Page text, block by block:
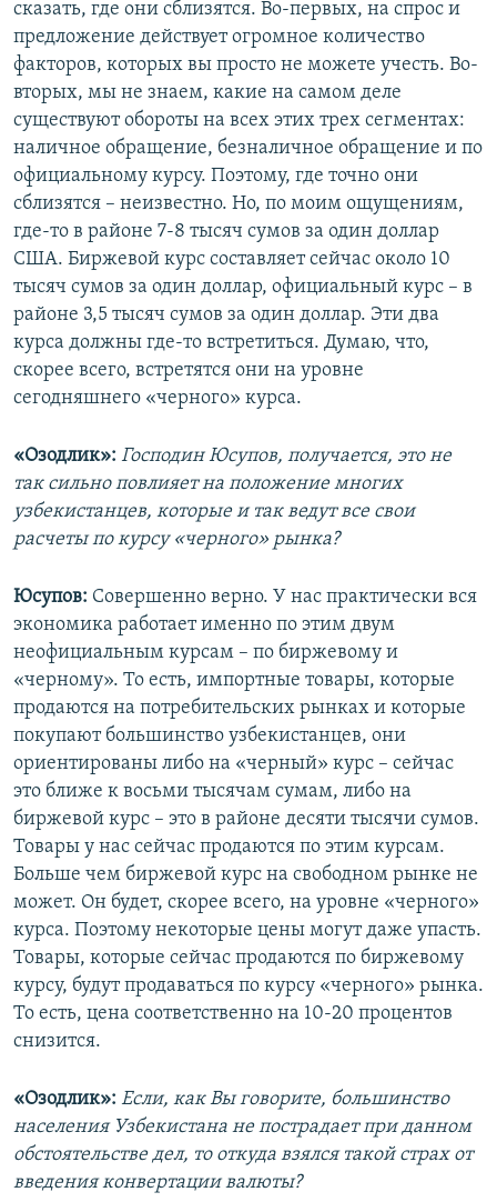
сказать, где они сблизятся. Во-первых, на спрос и
предложение действует огромное количество
факторов, которых вы просто не можете учесть. Во-
вторых, мы не знаем, какие на самом деле
существуют обороты на всех этих трех сегментах:
наличное обращение, безналичное обращение и по
официальному курсу. Поэтому, где точно они
сблизятся – неизвестно. Но, по моим ощущениям,
где-то в районе 7-8 тысяч сумов за один доллар
США. Биржевой курс составляет сейчас около 10
тысяч сумов за один доллар, официальный курс – в
районе 3,5 тысяч сумов за один доллар. Эти два
курса должны где-то встретиться. Думаю, что,
скорее всего, встретятся они на уровне
сегодняшнего «черного» курса.
«Озодлик»: Господин Юсупов, получается, это не
так сильно повлияет на положение многих
узбекистанцев, которые и так ведут все свои
расчеты по курсу «черного» рынка?
Юсупов: Совершенно верно. У нас практически вся
экономика работает именно по этим двум
неофициальным курсам – по биржевому и
«черному». То есть, импортные товары, которые
продаются на потребительских рынках и которые
покупают большинство узбекистанцев, они
ориентированы либо на «черный» курс – сейчас
это ближе к восьми тысячам сумам, либо на
биржевой курс – это в районе десяти тысячи сумов.
Товары у нас сейчас продаются по этим курсам.
Больше чем биржевой курс на свободном рынке не
может. Он будет, скорее всего, на уровне «черного»
курса. Поэтому некоторые цены могут даже упасть.
Товары, которые сейчас продаются по биржевому
курсу, будут продаваться по курсу «черного» рынка.
То есть, цена соответственно на 10-20 процентов
снизится.
«Озодлик»: Если, как Вы говорите, большинство
населения Узбекистана не пострадает при данном
обстоятельстве дел, то откуда взялся такой страх от
введения конвертации валюты?